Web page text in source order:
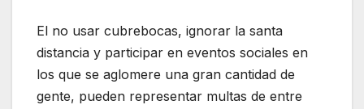
El no usar cubrebocas, ignorar la santa
distancia y participar en eventos sociales en
los que se aglomere una gran cantidad de
gente, pueden representar multas de entre